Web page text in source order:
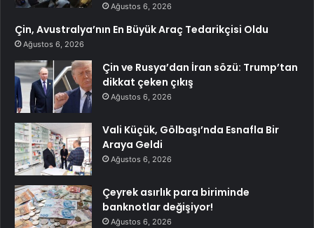
Ağustos 6, 2026
Çin, Avustralya’nın En Büyük Araç Tedarikçisi Oldu
Ağustos 6, 2026
Çin ve Rusya’dan İran sözü: Trump’tan
dikkat çeken çıkış
Ağustos 6, 2026
Vali Küçük, Gölbaşı’nda Esnafla Bir
Araya Geldi
Ağustos 6, 2026
Çeyrek asırlık para biriminde
banknotlar değişiyor!
Ağustos 6, 2026